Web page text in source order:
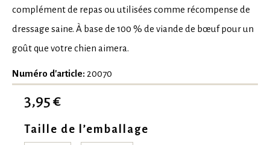
complément de repas ou utilisées comme récompense de
dressage saine. À base de 100 % de viande de bœuf pour un
goût que votre chien aimera.
Numéro d'article: 20070
3,95 €
Taille de l’emballage